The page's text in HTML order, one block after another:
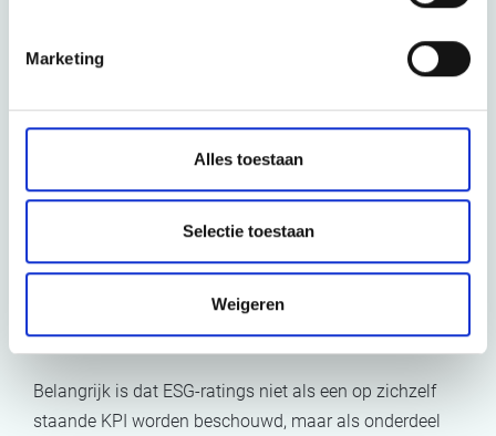
Marketing
Alles toestaan
Selectie toestaan
Weigeren
Het versterken van ESG-rapportering
frameworks
Het verbeteren van datakwaliteit en consistentie
Het duidelijk documenteren van
duurzaamheidsbeleid
Actieve deelname aan B2B ESG-platformen
Het koppelen van ESG-strategie aan meetbare
resultaten
Belangrijk is dat ESG-ratings niet als een op zichzelf
staande KPI worden beschouwd, maar als onderdeel